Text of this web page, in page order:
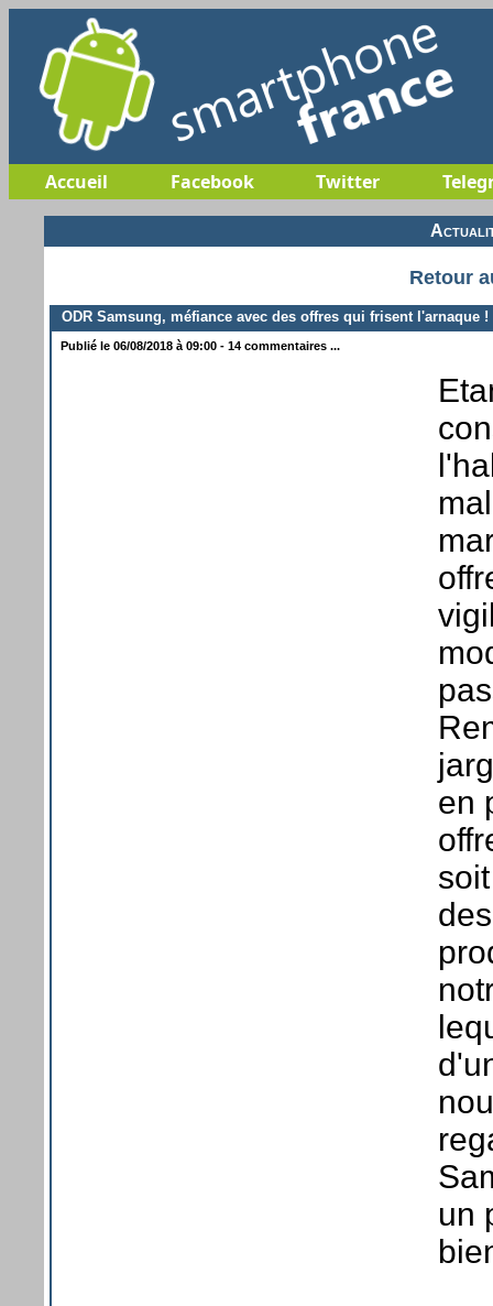
Accueil Facebook Twitter
Retour
ODR Samsung, méfiance avec des offres qui frisent l'arnaque !
Publié le 06/08/2018 à 09:00 - 14 commentaires ...
en
un